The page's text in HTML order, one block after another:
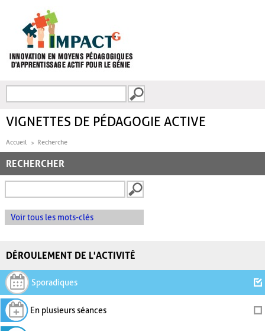
FORMULAIRE DE
VIGNETTES DE PÉDAGOGIE ACTIVE
Accueil Recherche
RECHERCHER
Voir tous les mots-clés
DÉROULEMENT DE L'ACTIVITÉ
Sporadiques
En plusieurs séances